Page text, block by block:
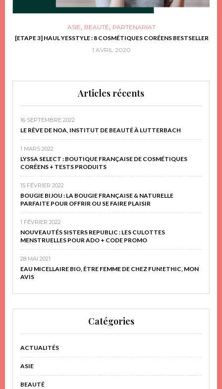
ASIE, BEAUTÉ, PARTENARIAT
[ETAPE 3] HAUL YESSTYLE : 8 COSMÉTIQUES CORÉENS BESTSELLER
1 AVRIL 2020
Articles récents
16 SEPTEMBRE 2022
LE RÊVE DE NOA, INSTITUT DE BEAUTÉ À LUTTERBACH
1 MARS 2022
LYSSA SELECT : BOUTIQUE FRANÇAISE DE COSMÉTIQUES
CORÉENS + TESTS PRODUITS
15 FÉVRIER 2022
BOUGIE BIJOU : LA BOUGIE FRANÇAISE & NATURELLE
PARFAITE POUR OFFRIR OU SE FAIRE PLAISIR
1 FÉVRIER 2022
NOUVEAUTÉS SISTERS REPUBLIC : LES CULOTTES
MENSTRUELLES POUR ADO + CODE PROMO
28 MAI 2021
EAU MICELLAIRE BIO, ÊTRE FEMME DE CHEZ FUN!ETHIC, MON
AVIS
Catégories
ACTUALITÉS
ASIE
BEAUTÉ